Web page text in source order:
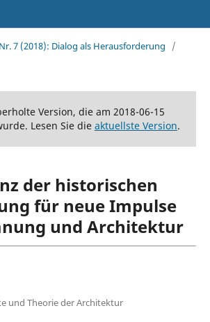
Nr. 7 (2018): Dialog als Herausforderung
/
Version, die am 2018-06-15
Lesen Sie die aktuellste Version.
der historischen
für neue Impulse
und Architektur
und Theorie der Architektur